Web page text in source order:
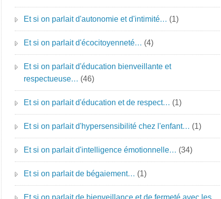
Et si on parlait d'autonomie et d'intimité… (1)
Et si on parlait d'écocitoyenneté… (4)
Et si on parlait d'éducation bienveillante et
respectueuse… (46)
Et si on parlait d'éducation et de respect… (1)
Et si on parlait d'hypersensibilité chez l'enfant… (1)
Et si on parlait d'intelligence émotionnelle… (34)
Et si on parlait de bégaiement… (1)
Et si on parlait de bienveillance et de fermeté avec les